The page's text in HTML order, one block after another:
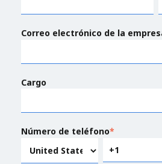
Correo electrónico de la
Cargo
Número de teléfono*